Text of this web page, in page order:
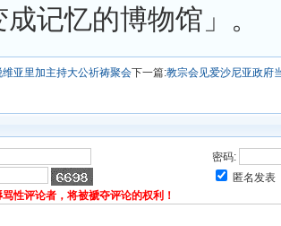
记忆的博物馆」。
亚里加主持大公祈祷聚会下一篇:教宗会见爱沙尼亚政府
密码:
匿名发表
性评论者，将被褫夺评论的权利！